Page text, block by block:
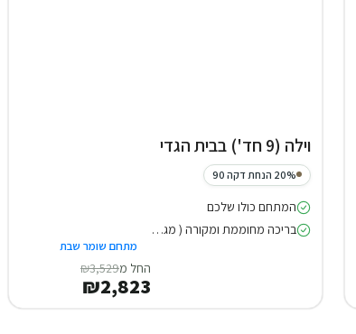
וילה (9 חד') בבית הגדי
20% הנחת דקה 90
המתחם כולו שלכם
בריכה מחוממת ומקורה ( מגודרת )
מתחם שומר שבת
החל מ₪3,529
₪2,823